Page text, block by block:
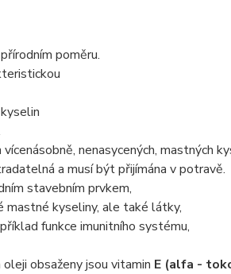
poměru.
nenasycených, mastných
a musí být přijímána v potravě.
stavebním prvkem,
mastné kyseliny, ale také látky,
funkce imunitního systému,
obsaženy jsou vitamin E (alfa -